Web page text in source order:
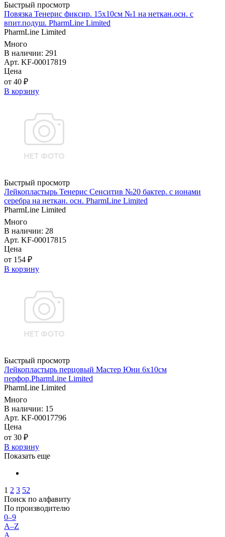
Быстрый просмотр
Повязка Тенерис фиксир. 15х10см №1 на неткан.осн. с
впит.подуш. PharmLine Limited
PharmLine Limited
Много
В наличии: 291
Арт. KF-00017819
Цена
от 40 ₽
В корзину
Быстрый просмотр
Лейкопластырь Тенерис Сенситив №20 бактер. с ионами
серебра на неткан. осн. PharmLine Limited
PharmLine Limited
Много
В наличии: 28
Арт. KF-00017815
Цена
от 154 ₽
В корзину
Быстрый просмотр
Лейкопластырь перцовый Мастер Юни 6х10см
перфор.PharmLine Limited
PharmLine Limited
Много
В наличии: 15
Арт. KF-00017796
Цена
от 30 ₽
В корзину
Показать еще
1 2 3 52
Поиск по алфавиту
По производителю
0–9
A–Z